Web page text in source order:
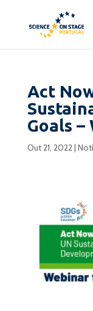
Act
Goals –
Out 21, 2022|